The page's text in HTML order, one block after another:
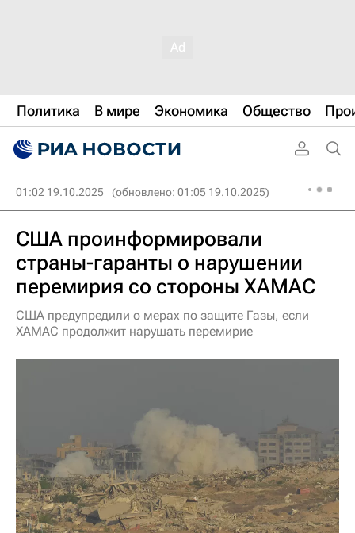
Политика В мире Экономика Общество
01:02 19.10.2025 (обновлено: 01:05 19.10.2025)
США проинформировали
страны-гаранты о нарушении
перемирия со стороны ХАМАС
США предупредили о мерах по защите Газы, если
ХАМАС продолжит нарушать перемирие